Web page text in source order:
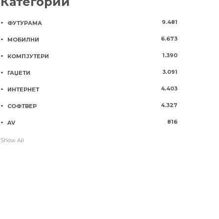
ФУТУРАМА 9.481
МОБИЛНИ 6.673
КОМПЈУТЕРИ 1.390
ГАЏЕТИ 3.091
ИНТЕРНЕТ 4.403
СОФТВЕР 4.327
AV 816
Show All